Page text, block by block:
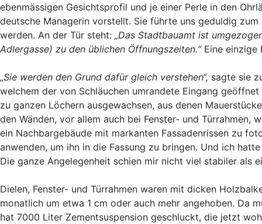
ebenmässigen Gesichtsprofil und je einer Perle in den
deutsche Managerin vorstellt. Sie führte uns geduldig
werden. An der Tür steht: „Das Stadtbauamt ist
Adlergasse) zu den üblichen Öffnungszeiten.“ Eine einzige
„Sie werden den Grund dafür gleich verstehen“, sagte sie
welchem der von Schläuchen umrandete Eingang
zu ganzen Löchern ausgewachsen, aus denen
den Wänden, vor allem auch bei Fenster- und
ein Nachbargebäude mit markanten Fassadenrissen zu
anwenden, um ihn in die Fassung zu bringen. Und ich
Die ganze Angelegenheit schien mir nicht viel stabiler als
Dielen, Fenster- und Türrahmen waren mit dicken
monatlich um etwa 1 cm oder auch mehr angehoben. Da
hat 7000 Liter Zementsuspension geschluckt, die jetzt